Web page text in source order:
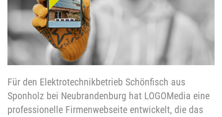
Für den Elektrotechnikbetrieb Schönfisch aus
Sponholz bei Neubrandenburg hat LOGOMedia eine
professionelle Firmenwebseite entwickelt, die das